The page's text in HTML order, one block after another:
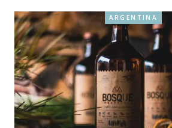
ARGENTINA